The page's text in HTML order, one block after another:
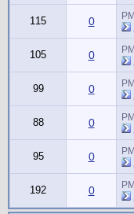
0
115
0
105
0
99
0
88
0
95
0
192